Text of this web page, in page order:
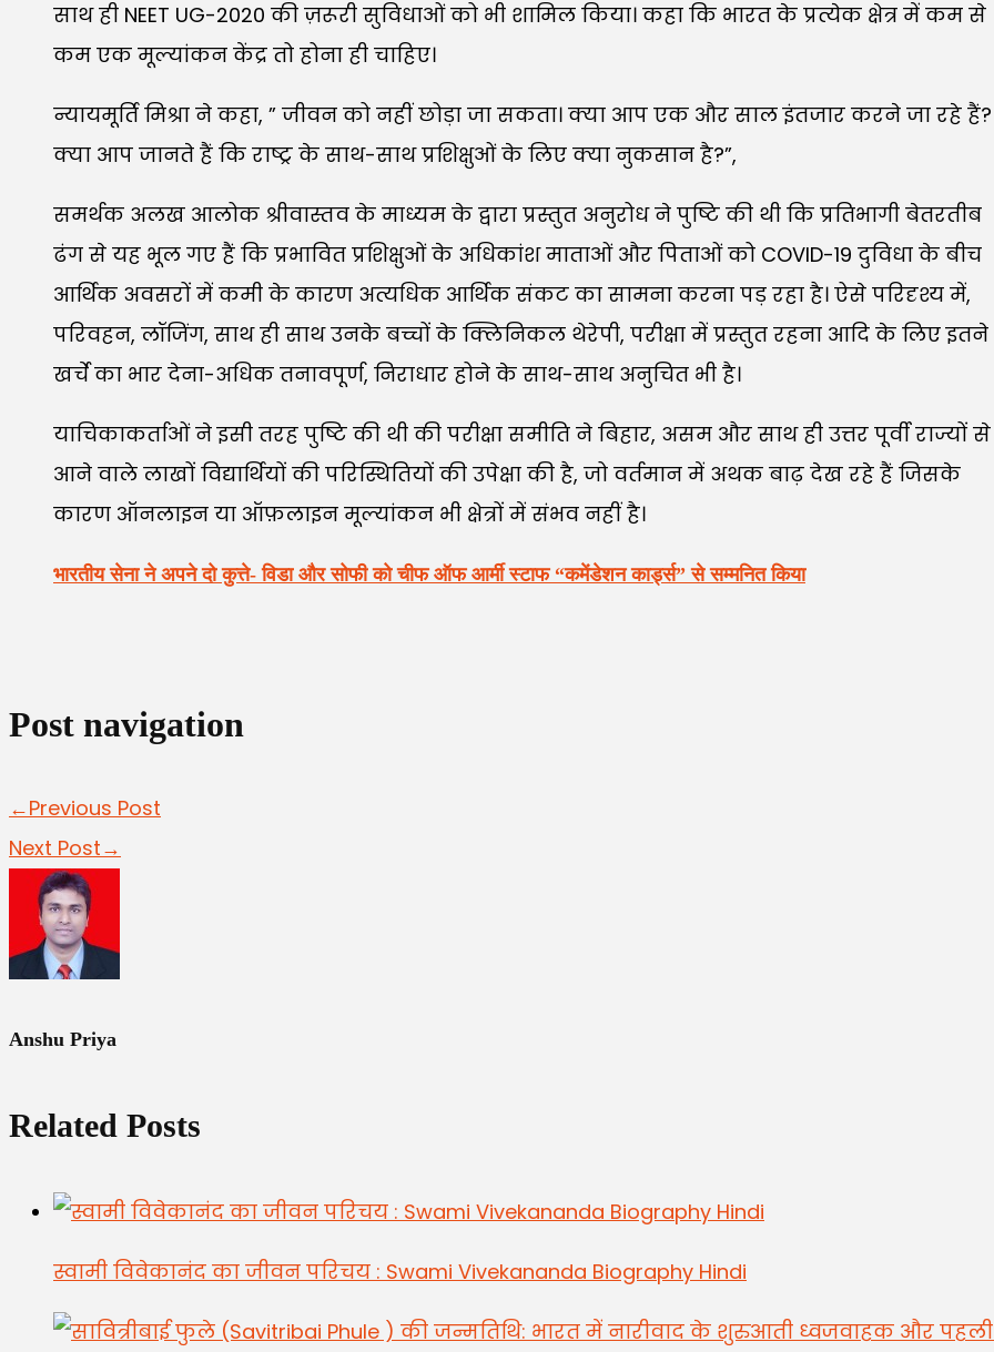
साथ ही NEET UG-2020 की ज़रूरी सुविधाओं को भी शामिल किया। कहा कि भारत के प्रत्येक क्षेत्र में कम से
कम एक मूल्यांकन केंद्र तो होना ही चाहिए।
न्यायमूर्ति मिश्रा ने कहा, ” जीवन को नहीं छोड़ा जा सकता। क्या आप एक और साल इंतजार करने जा रहे हैं?
क्या आप जानते हैं कि राष्ट्र के साथ-साथ प्रशिक्षुओं के लिए क्या नुकसान है?”,
समर्थक अलख आलोक श्रीवास्तव के माध्यम के द्वारा प्रस्तुत अनुरोध ने पुष्टि की थी कि प्रतिभागी बेतरतीब
ढंग से यह भूल गए हैं कि प्रभावित प्रशिक्षुओं के अधिकांश माताओं और पिताओं को COVID-19 दुविधा के बीच
आर्थिक अवसरों में कमी के कारण अत्यधिक आर्थिक संकट का सामना करना पड़ रहा है। ऐसे परिदृश्य में,
परिवहन, लॉजिंग, साथ ही साथ उनके बच्चों के क्लिनिकल थेरेपी, परीक्षा में प्रस्तुत रहना आदि के लिए इतने
खर्चे का भार देना-अधिक तनावपूर्ण, निराधार होने के साथ-साथ अनुचित भी है।
याचिकाकर्ताओं ने इसी तरह पुष्टि की थी की परीक्षा समीति ने बिहार, असम और साथ ही उत्तर पूर्वी राज्यों से
आने वाले लाखों विद्यार्थियों की परिस्थितियों की उपेक्षा की है, जो वर्तमान में अथक बाढ़ देख रहे हैं जिसके
कारण ऑनलाइन या ऑफ़लाइन मूल्यांकन भी क्षेत्रों में संभव नहीं है।
भारतीय सेना ने अपने दो कुत्ते- विडा और सोफी को चीफ ऑफ आर्मी स्टाफ “कमेंडेशन कार्ड्स” से सम्मनित किया
Post navigation
←Previous Post
Next Post→
Anshu Priya
Related Posts
स्वामी विवेकानंद का जीवन परिचय : Swami Vivekananda Biography Hindi